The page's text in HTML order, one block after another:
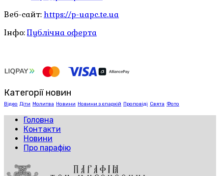
Веб-сайт: https://p-uapc.te.ua
Інфо:Публічна оферта
Категорії новин
Відео Діти Молитва Новини Новини з єпархій Проповіді Свята Фото
Головна
Контакти
Новини
Про парафію